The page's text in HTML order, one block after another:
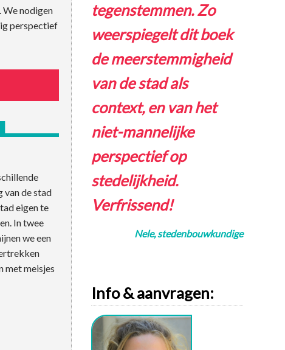
We nodigen
perspectief
van de stad
eigen te
In twee
we een
met meisjes
tegenstemmen. Zo
weerspiegelt dit boek
de meerstemmigheid
van de stad als
context, en van het
niet-mannelijke
perspectief op
stedelijkheid.
Verfrissend!
Nele, stedenbouwkundige
Info & aanvragen: